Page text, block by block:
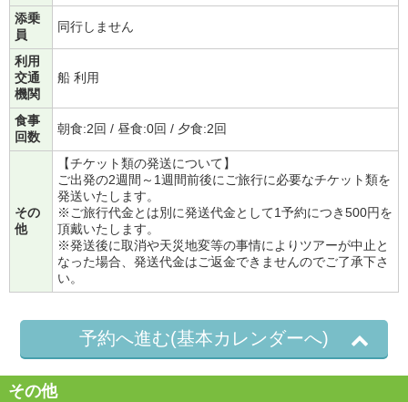
添乗
員
同行しません
利用
交通
機関
船 利用
食事
回数
朝食:2回 / 昼食:0回 / 夕食:2回
その
他
【チケット類の発送について】
ご出発の2週間～1週間前後にご旅行に必要なチケット類を
発送いたします。
※ご旅行代金とは別に発送代金として1予約につき500円を
頂戴いたします。
※発送後に取消や天災地変等の事情によりツアーが中止と
なった場合、発送代金はご返金できませんのでご了承下さ
い。
予約へ進む(基本カレンダーへ)
その他